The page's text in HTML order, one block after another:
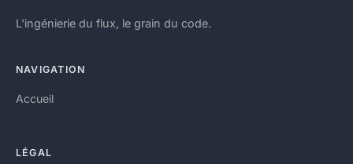
L'ingénierie du flux, le grain du code.
NAVIGATION
Accueil
LÉGAL